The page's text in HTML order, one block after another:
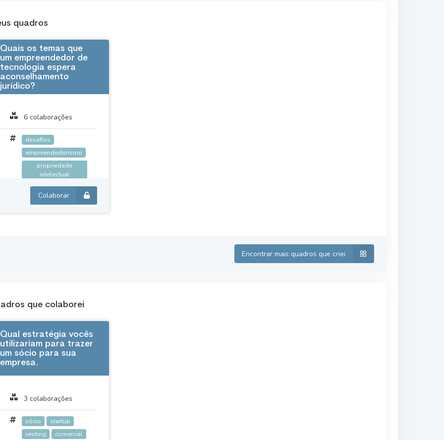
quadros
Quais os temas que
um empreendedor de
tecnologia espera
aconselhamento
jurídico?
6 colaborações
desafios
empreendedorismo
propriedade
intelectual
tecnologia
sócio
Colaborar
Encontrar mais quadros que criei
que colaborei
Qual estratégia vocês
utilizariam para trazer
um sócio para sua
empresa.
3 colaborações
sócio
startup
vesting
comercial